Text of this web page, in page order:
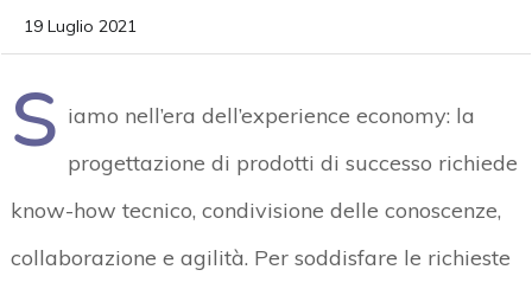
19 Luglio 2021
S iamo nell’era dell’experience economy: la
progettazione di prodotti di successo richiede
know-how tecnico, condivisione delle conoscenze,
collaborazione e agilità. Per soddisfare le richieste